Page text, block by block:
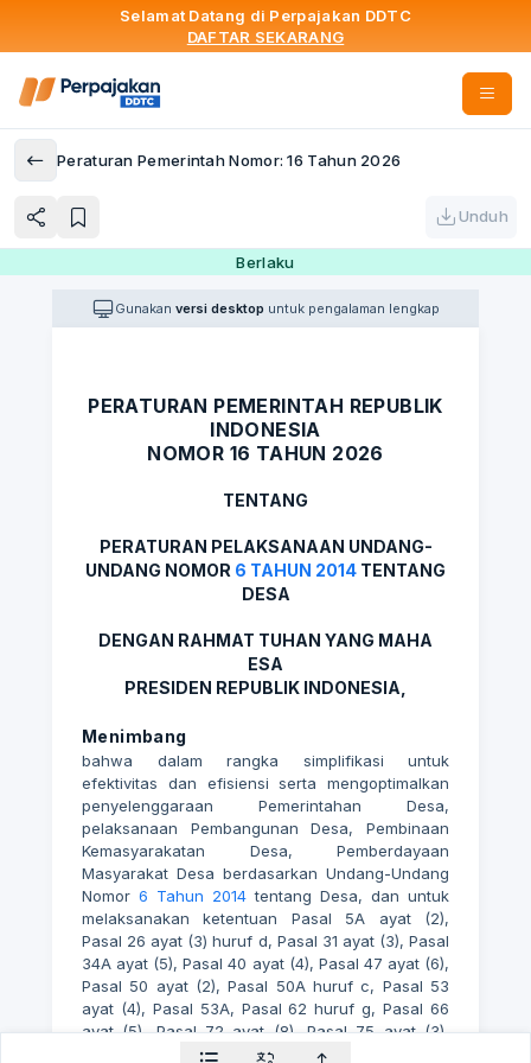
Selamat Datang di Perpajakan DDTC
DAFTAR SEKARANG
Peraturan Pemerintah Nomor: 16 Tahun 2026
Unduh
Berlaku
Gunakan versi desktop untuk pengalaman lengkap
PERATURAN PEMERINTAH REPUBLIK
INDONESIA
NOMOR 16 TAHUN 2026
TENTANG
PERATURAN PELAKSANAAN UNDANG-
UNDANG NOMOR 6 TAHUN 2014 TENTANG
DESA
DENGAN RAHMAT TUHAN YANG MAHA
ESA
PRESIDEN REPUBLIK INDONESIA,
Menimbang
bahwa dalam rangka simplifikasi untuk
efektivitas dan efisiensi serta mengoptimalkan
penyelenggaraan Pemerintahan Desa,
pelaksanaan Pembangunan Desa, Pembinaan
Kemasyarakatan Desa, Pemberdayaan
Masyarakat Desa berdasarkan Undang-Undang
Nomor 6 Tahun 2014 tentang Desa, dan untuk
melaksanakan ketentuan Pasal 5A ayat (2),
Pasal 26 ayat (3) huruf d, Pasal 31 ayat (3), Pasal
34A ayat (5), Pasal 40 ayat (4), Pasal 47 ayat (6),
Pasal 50 ayat (2), Pasal 50A huruf c, Pasal 53
ayat (4), Pasal 53A, Pasal 62 huruf g, Pasal 66
ayat (5), Pasal 72 ayat (8), Pasal 75 ayat (3),
Pasal 77 ayat (3), Pasal 79 ayat (5), dan Pasal